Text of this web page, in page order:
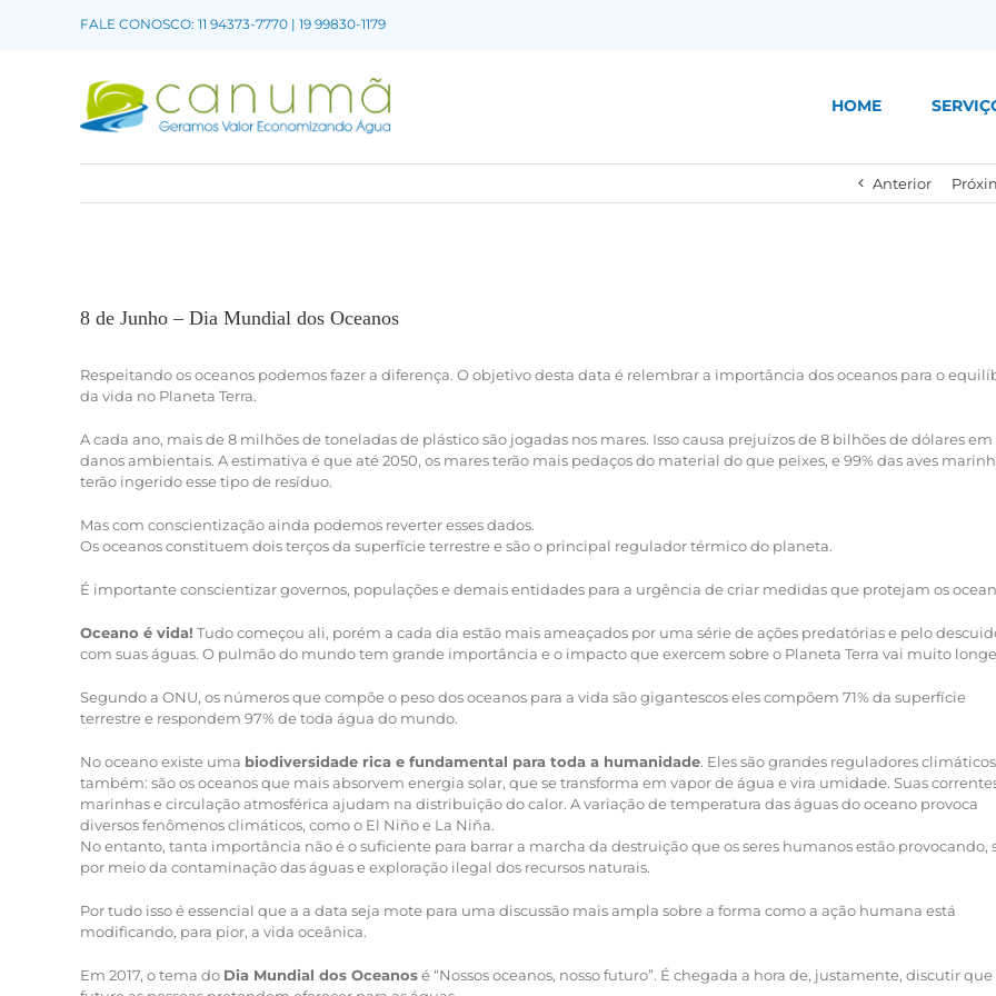
FALE CONOSCO: 11 94373-7770 | 19 99830-1179
HOME
Anterior
8 de Junho – Dia Mundial dos Oceanos
Respeitando os oceanos podemos fazer a diferença. O objetivo desta data é relembrar a importância dos oceanos para o
da vida no Planeta Terra.
A cada ano, mais de 8 milhões de toneladas de plástico são jogadas nos mares. Isso causa prejuízos de 8 bilhões de dólares em
danos ambientais. A estimativa é que até 2050, os mares terão mais pedaços do material do que peixes, e 99% das aves
terão ingerido esse tipo de resíduo.
Mas com conscientização ainda podemos reverter esses dados.
Os oceanos constituem dois terços da superfície terrestre e são o principal regulador térmico do planeta.
É importante conscientizar governos, populações e demais entidades para a urgência de criar medidas que protejam os
Oceano é vida! Tudo começou ali, porém a cada dia estão mais ameaçados por uma série de ações predatórias e pelo
com suas águas. O pulmão do mundo tem grande importância e o impacto que exercem sobre o Planeta Terra vai muito
Segundo a ONU, os números que compõe o peso dos oceanos para a vida são gigantescos eles compõem 71% da superfície
terrestre e respondem 97% de toda água do mundo.
No oceano existe uma biodiversidade rica e fundamental para toda a humanidade. Eles são grandes reguladores climáticos
também: são os oceanos que mais absorvem energia solar, que se transforma em vapor de água e vira umidade. Suas
marinhas e circulação atmosférica ajudam na distribuição do calor. A variação de temperatura das águas do oceano provoca
diversos fenômenos climáticos, como o El Niño e La Niña.
No entanto, tanta importância não é o suficiente para barrar a marcha da destruição que os seres humanos estão provocando,
por meio da contaminação das águas e exploração ilegal dos recursos naturais.
Por tudo isso é essencial que a a data seja mote para uma discussão mais ampla sobre a forma como a ação humana está
modificando, para pior, a vida oceânica.
Em 2017, o tema do Dia Mundial dos Oceanosé “Nossos oceanos, nosso futuro”. É chegada a hora de, justamente, discutir que